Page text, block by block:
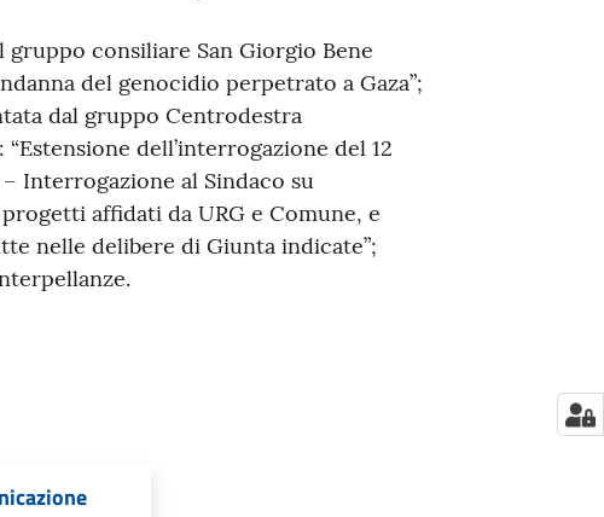
consiliare San Giorgio Bene
del genocidio perpetrato a Gaza”;
dal gruppo Centrodestra
dell’interrogazione del 12
Interrogazione al Sindaco su
affidati da URG e Comune, e
nelle delibere di Giunta indicate”;